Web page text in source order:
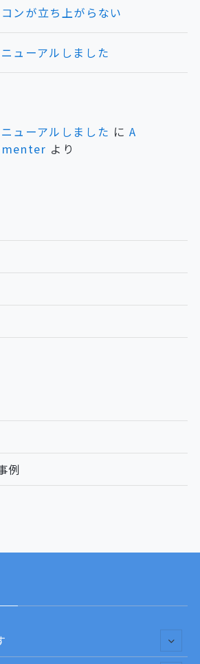
ンが立ち上がらない
ューアルしました
ューアルしました にA
より
例